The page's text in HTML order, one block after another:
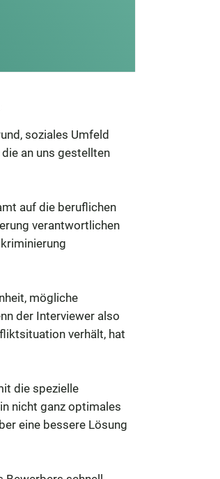
soziales Umfeld
an uns gestellten
auf die beruflichen
verantwortlichen
mögliche
der Interviewer also
verhält, hat
die spezielle
nicht ganz optimales
eine bessere Lösung